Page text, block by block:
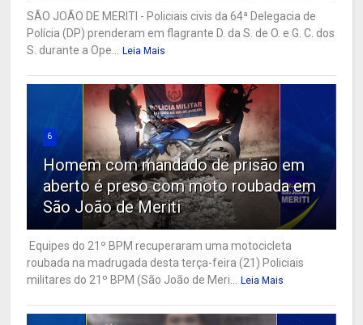
SÃO JOÃO DE MERITI - Policiais civis da 64ª Delegacia de
Polícia (DP) prenderam em flagrante D. da S. de O. e G. C. dos
S. durante a Ope... Leia Mais
6
Homem com mandado de prisão em
aberto é preso com moto roubada em
São João de Meriti
Equipes do 21º BPM recuperaram uma motocicleta
roubada na madrugada desta terça-feira (21) Policiais
militares do 21º BPM (São João de Meri... Leia Mais